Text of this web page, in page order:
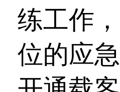
练工作
位的应